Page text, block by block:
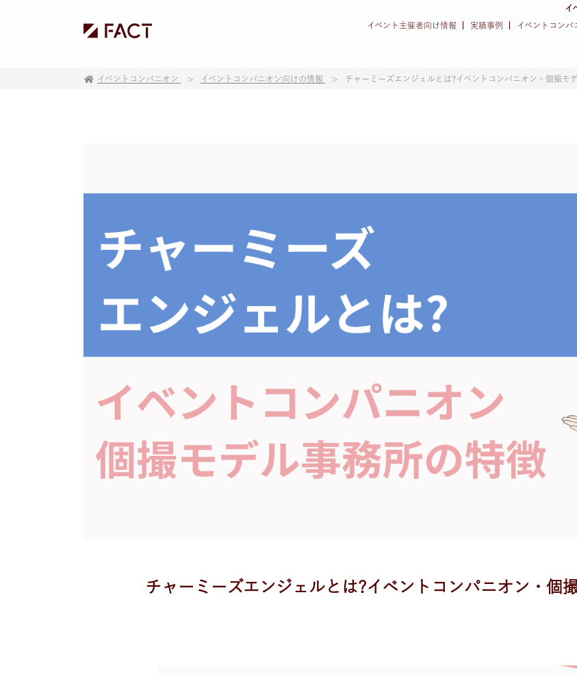
イ
イベント主催者向け情報 実績事例 イベントコンパ
イベントコンパニオン イベントコンパニオン向けの情報 チャーミーズエンジェルとは?イベントコンパニオン・個撮モ
チャーミーズエンジェルとは?イベントコンパニオン・個